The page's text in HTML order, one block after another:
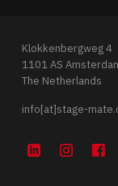
Klokkenbergweg 4
1101 AS
The Netherlands
info[at]stage-